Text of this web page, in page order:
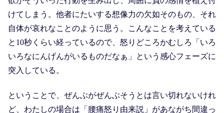
けてしまう。他者にたいする想像力の欠如そのもの、それ
自体が哀れなことのように思う。こんなことを考えている
と10秒くらい経っているので、怒りどころかむしろ「いろ
いろなにんげんがいるものだなぁ」という感心フェーズに
突入している。
ということで、ぜんぶがぜんぶそうとは言い切れないけれ
ど、わたしの場合は「腰痛怒り由来説」があながち間違っ